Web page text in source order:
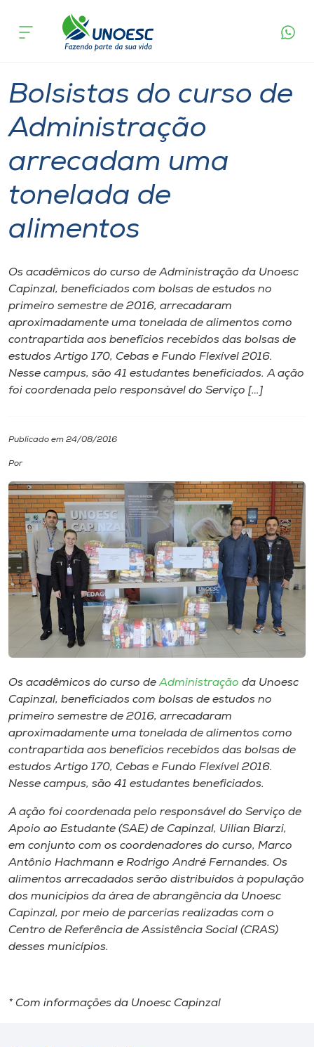
Cursos
Pesquisa
Atendimento ao Estudante
Portal de Ensino
Internacionalização
I.nova
Diplomados
Biblioteca
Editora
Rádio
Museu
Unoesc
Store
Selecione
A+
acontece
Bolsistas do curso de
Administração
arrecadam uma
tonelada de
alimentos
Os acadêmicos do curso de Administração da Unoesc
Capinzal, beneficiados com bolsas de estudos no
primeiro semestre de 2016, arrecadaram
aproximadamente uma tonelada de alimentos como
contrapartida aos benefícios recebidos das bolsas de
estudos Artigo 170, Cebas e Fundo Flexível 2016.
Nesse campus, são 41 estudantes beneficiados. A ação
foi coordenada pelo responsável do Serviço […]
Publicado em 24/08/2016
Por
Os acadêmicos do curso deAdministração da Unoesc
Capinzal, beneficiados com bolsas de estudos no
primeiro semestre de 2016, arrecadaram
aproximadamente uma tonelada de alimentos como
contrapartida aos benefícios recebidos das bolsas de
estudos Artigo 170, Cebas e Fundo Flexível 2016.
Nesse campus, são 41 estudantes beneficiados.
A ação foi coordenada pelo responsável do Serviço de
Apoio ao Estudante (SAE) de Capinzal, Uilian Biarzi,
em conjunto com os coordenadores do curso, Marco
Antônio Hachmann e Rodrigo André Fernandes. Os
alimentos arrecadados serão distribuídos à população
dos municípios da área de abrangência da Unoesc
Capinzal, por meio de parcerias realizadas com o
Centro de Referência de Assistência Social (CRAS)
desses municípios.
* Com informações da Unoesc Capinzal